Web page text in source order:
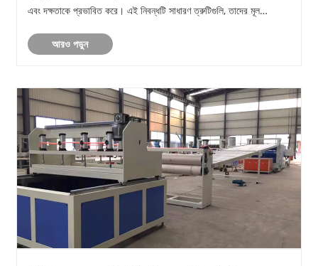
এবং দক্ষতাকে প্রভাবিত করে। এই নিবন্ধটি সাধারণ ত্রুটিগুলি, তাদের মূল
আরও পড়ুন